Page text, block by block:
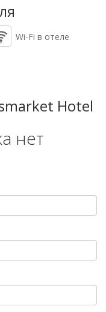
Wi-Fi в отеле
Hotel
нет